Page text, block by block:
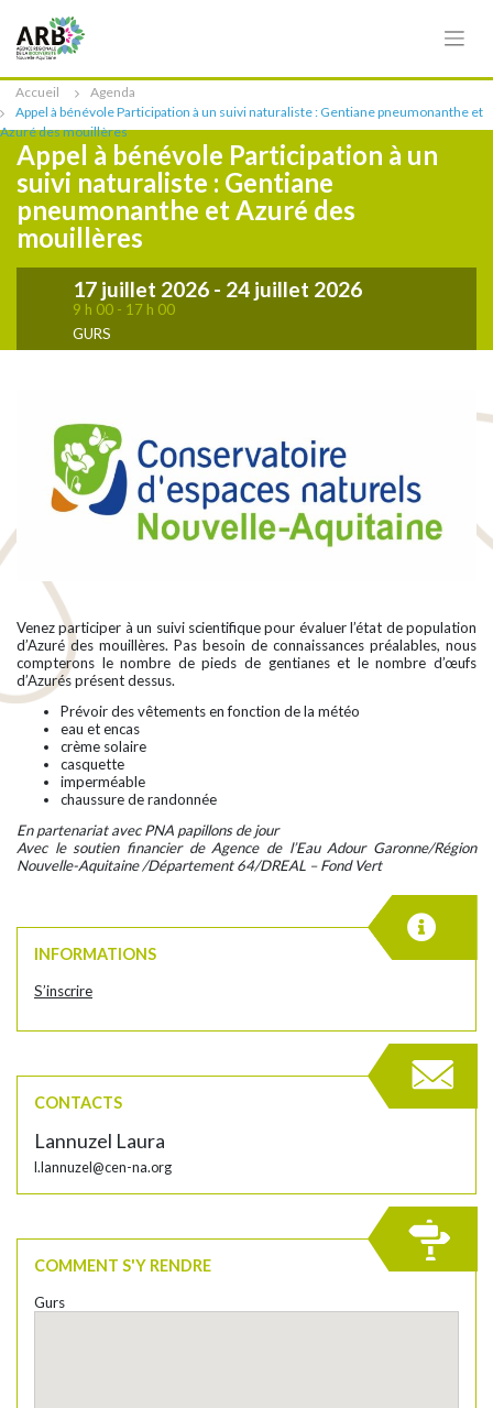
Accueil
Agenda
Appel à bénévole Participation à un suivi naturaliste : Gentiane pneumonanthe et
Azuré des mouillères
Appel à bénévole Participation à un
suivi naturaliste : Gentiane
pneumonanthe et Azuré des
mouillères
17 juillet 2026 - 24 juillet 2026
9 h 00 - 17 h 00
GURS
Venez participer à un suivi scientifique pour évaluer l’état de population
d’Azuré des mouillères. Pas besoin de connaissances préalables, nous
compterons le nombre de pieds de gentianes et le nombre d’œufs
d’Azurés présent dessus.
Prévoir des vêtements en fonction de la météo
eau et encas
crème solaire
casquette
imperméable
chaussure de randonnée
En partenariat avec PNA papillons de jour
Avec le soutien financier de Agence de l’Eau Adour Garonne/Région
Nouvelle-Aquitaine /Département 64/DREAL – Fond Vert
INFORMATIONS
S’inscrire
CONTACTS
Lannuzel Laura
l.lannuzel@cen-na.org
COMMENT S'Y RENDRE
Gurs